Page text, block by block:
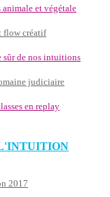
et végétale
flow créatif
sûr de nos intuitions
judiciaire
en replay
2017